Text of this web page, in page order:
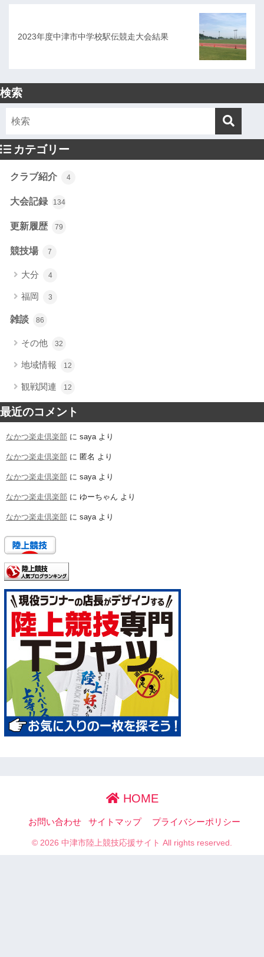
2023年度中津市中学校駅伝競走大会結果
検索
カテゴリー
クラブ紹介 4
大会記録 134
更新履歴 79
競技場 7
大分 4
福岡 3
雑談 86
その他 32
地域情報 12
観戦関連 12
最近のコメント
なかつ楽走倶楽部 に sayaより
なかつ楽走倶楽部 に 匿名 より
なかつ楽走倶楽部 に sayaより
なかつ楽走倶楽部 に ゆーちゃん より
なかつ楽走倶楽部 に sayaより
HOME
お問い合わせ サイトマップ プライバシーポリシー
© 2026 中津市陸上競技応援サイト All rights reserved.